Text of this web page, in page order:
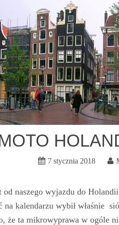
7 stycznia 2018
od naszego wyjazdu do
kalendarzu wybił właśnie
że ta mikrowyprawa w ogóle